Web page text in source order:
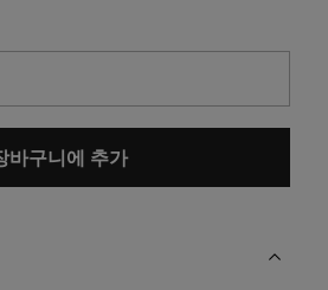
바구니에 추가